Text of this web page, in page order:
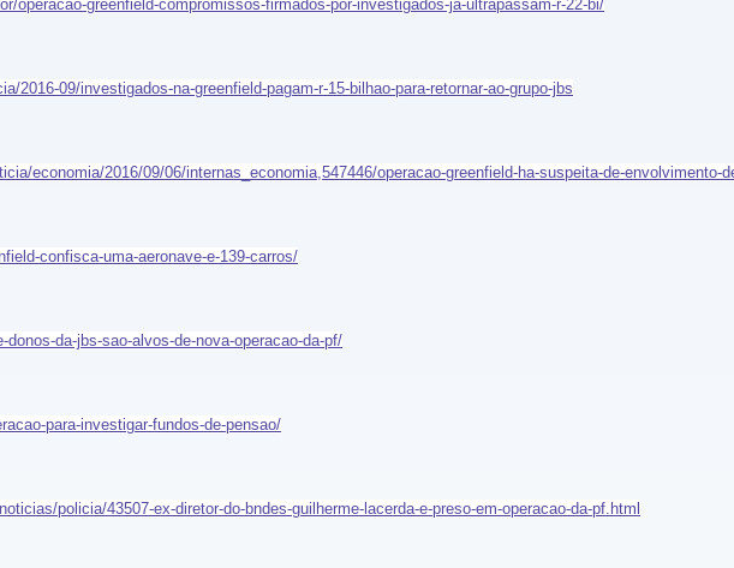
operacao-greenfield-compromissos-firmados-por-investigados-ja-ultrapassam-r-22-bi/
2016-09/investigados-na-greenfield-pagam-r-15-bilhao-para-retornar-ao-grupo-jbs
economia/2016/09/06/internas_economia,547446/operacao-greenfield-ha-suspeita-de-envolvimento-
confisca-uma-aeronave-e-139-carros/
da-jbs-sao-alvos-de-nova-operacao-da-pf/
para-investigar-fundos-de-pensao/
policia/43507-ex-diretor-do-bndes-guilherme-lacerda-e-preso-em-operacao-da-pf.html